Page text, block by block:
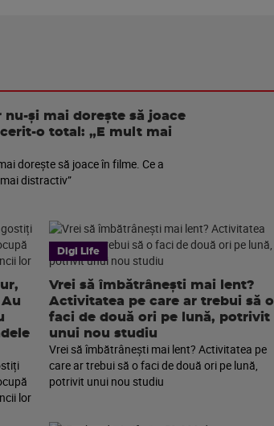
nu-și mai dorește să joace
o total: „E mult mai
dorește să joace în filme. Ce a
distractiv”
lor
Digi Life
Vrei să îmbătrânești mai lent?
Activitatea pe care ar trebui să o
faci de două ori pe lună, potrivit
unui nou studiu
Vrei să îmbătrânești mai lent? Activitatea pe
care ar trebui să o faci de două ori pe lună,
potrivit unui nou studiu